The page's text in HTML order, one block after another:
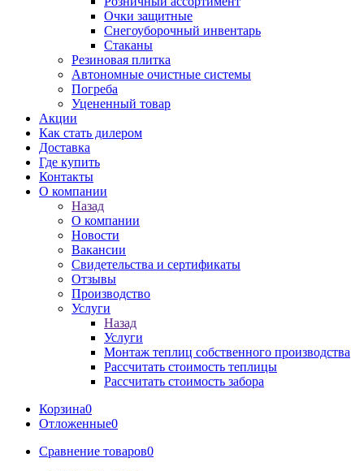
Очки защитные
Снегоуборочный инвентарь
Стаканы
Резиновая плитка
Автономные очистные системы
Погреба
Уцененный товар
Акции
Как стать дилером
Доставка
Где купить
Контакты
О компании
Назад
О компании
Новости
Вакансии
Свидетельства и сертификаты
Отзывы
Производство
Услуги
Назад
Услуги
Монтаж теплиц собственного производства
Рассчитать стоимость теплицы
Рассчитать стоимость забора
Корзина0
Отложенные0
Сравнение товаров0